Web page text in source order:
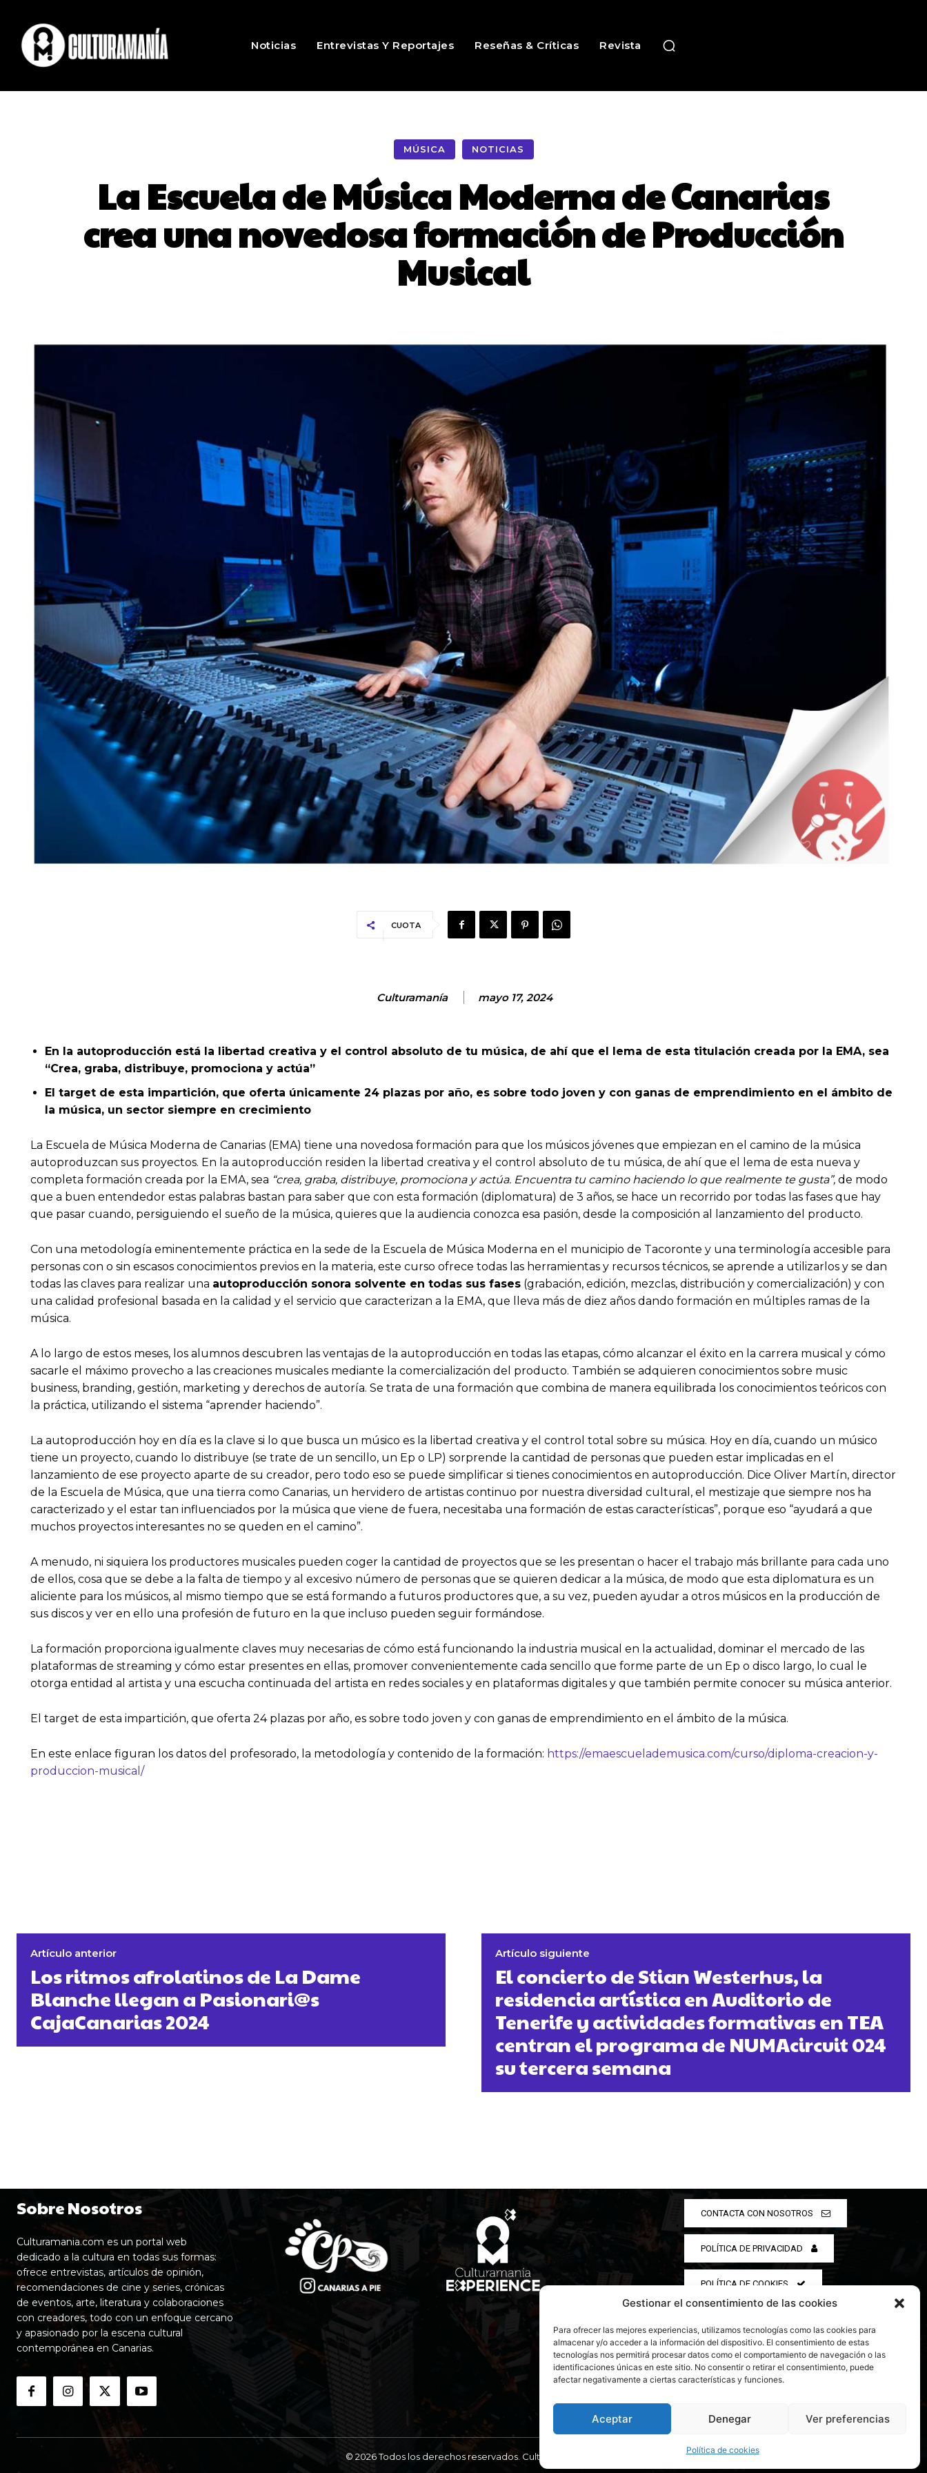
Gestionar el consentimiento de las cookies
Para ofrecer las mejores experiencias, utilizamos tecnologías como las cookies para
almacenar y/o acceder a la información del dispositivo. El consentimiento de estas
tecnologías nos permitirá procesar datos como el comportamiento de navegación o las
identificaciones únicas en este sitio. No consentir o retirar el consentimiento, puede
afectar negativamente a ciertas características y funciones.
Aceptar Denegar Ver preferencias
Política de cookies
Noticias Entrevistas Y Reportajes Reseñas & Críticas Revista
MÚSICA NOTICIAS
La Escuela de Música Moderna de Canarias
crea una novedosa formación de Producción
Musical
CUOTA
Culturamanía mayo 17, 2024
En la autoproducción está la libertad creativa y el control absoluto de tu música, de ahí que el lema de esta titulación creada por la EMA, sea
“Crea, graba, distribuye, promociona y actúa”
El target de esta impartición, que oferta únicamente 24 plazas por año, es sobre todo joven y con ganas de emprendimiento en el ámbito de
la música, un sector siempre en crecimiento
La Escuela de Música Moderna de Canarias (EMA) tiene una novedosa formación para que los músicos jóvenes que empiezan en el camino de la música
autoproduzcan sus proyectos. En la autoproducción residen la libertad creativa y el control absoluto de tu música, de ahí que el lema de esta nueva y
completa formación creada por la EMA, sea “crea, graba, distribuye, promociona y actúa. Encuentra tu camino haciendo lo que realmente te gusta”, de modo
que a buen entendedor estas palabras bastan para saber que con esta formación (diplomatura) de 3 años, se hace un recorrido por todas las fases que hay
que pasar cuando, persiguiendo el sueño de la música, quieres que la audiencia conozca esa pasión, desde la composición al lanzamiento del producto.
Con una metodología eminentemente práctica en la sede de la Escuela de Música Moderna en el municipio de Tacoronte y una terminología accesible para
personas con o sin escasos conocimientos previos en la materia, este curso ofrece todas las herramientas y recursos técnicos, se aprende a utilizarlos y se dan
todas las claves para realizar una autoproducción sonora solvente en todas sus fases (grabación, edición, mezclas, distribución y comercialización) y con
una calidad profesional basada en la calidad y el servicio que caracterizan a la EMA, que lleva más de diez años dando formación en múltiples ramas de la
música.
A lo largo de estos meses, los alumnos descubren las ventajas de la autoproducción en todas las etapas, cómo alcanzar el éxito en la carrera musical y cómo
sacarle el máximo provecho a las creaciones musicales mediante la comercialización del producto. También se adquieren conocimientos sobre music
business, branding, gestión, marketing y derechos de autoría. Se trata de una formación que combina de manera equilibrada los conocimientos teóricos con
la práctica, utilizando el sistema “aprender haciendo”.
La autoproducción hoy en día es la clave si lo que busca un músico es la libertad creativa y el control total sobre su música. Hoy en día, cuando un músico
tiene un proyecto, cuando lo distribuye (se trate de un sencillo, un Ep o LP) sorprende la cantidad de personas que pueden estar implicadas en el
lanzamiento de ese proyecto aparte de su creador, pero todo eso se puede simplificar si tienes conocimientos en autoproducción. Dice Oliver Martín, director
de la Escuela de Música, que una tierra como Canarias, un hervidero de artistas continuo por nuestra diversidad cultural, el mestizaje que siempre nos ha
caracterizado y el estar tan influenciados por la música que viene de fuera, necesitaba una formación de estas características”, porque eso “ayudará a que
muchos proyectos interesantes no se queden en el camino”.
A menudo, ni siquiera los productores musicales pueden coger la cantidad de proyectos que se les presentan o hacer el trabajo más brillante para cada uno
de ellos, cosa que se debe a la falta de tiempo y al excesivo número de personas que se quieren dedicar a la música, de modo que esta diplomatura es un
aliciente para los músicos, al mismo tiempo que se está formando a futuros productores que, a su vez, pueden ayudar a otros músicos en la producción de
sus discos y ver en ello una profesión de futuro en la que incluso pueden seguir formándose.
La formación proporciona igualmente claves muy necesarias de cómo está funcionando la industria musical en la actualidad, dominar el mercado de las
plataformas de streaming y cómo estar presentes en ellas, promover convenientemente cada sencillo que forme parte de un Ep o disco largo, lo cual le
otorga entidad al artista y una escucha continuada del artista en redes sociales y en plataformas digitales y que también permite conocer su música anterior.
El target de esta impartición, que oferta 24 plazas por año, es sobre todo joven y con ganas de emprendimiento en el ámbito de la música.
En este enlace figuran los datos del profesorado, la metodología y contenido de la formación: https://emaescuelademusica.com/curso/diploma-creacion-y-
produccion-musical/
Artículo anterior
Los ritmos afrolatinos de La Dame
Blanche llegan a Pasionari@s
CajaCanarias 2024
Artículo siguiente
El concierto de Stian Westerhus, la
residencia artística en Auditorio de
Tenerife y actividades formativas en TEA
centran el programa de NUMAcircuit 024
su tercera semana
Sobre Nosotros
Culturamania.com es un portal web
dedicado a la cultura en todas sus formas:
ofrece entrevistas, artículos de opinión,
recomendaciones de cine y series, crónicas
de eventos, arte, literatura y colaboraciones
con creadores, todo con un enfoque cercano
y apasionado por la escena cultural
contemporánea en Canarias.
CONTACTA CON NOSOTROS
POLÍTICA DE PRIVACIDAD
POLÍTICA DE COOKIES
© 2026 Todos los derechos reservados. Culturamanía